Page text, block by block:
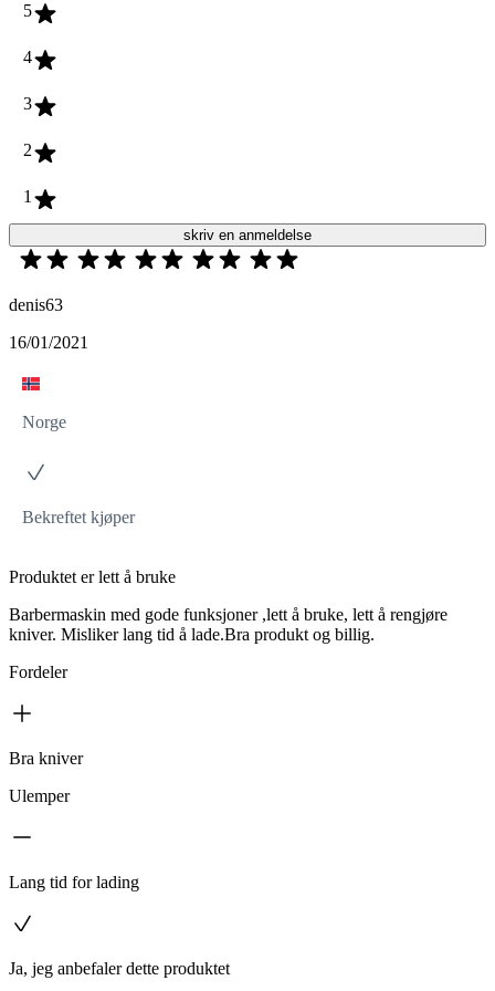
5
4
3
2
1
skriv en anmeldelse
denis63
16/01/2021
Norge
Bekreftet kjøper
Produktet er lett å bruke
Barbermaskin med gode funksjoner ,lett å bruke, lett å rengjøre
kniver. Misliker lang tid å lade.Bra produkt og billig.
Fordeler
Bra kniver
Ulemper
Lang tid for lading
Ja, jeg anbefaler dette produktet